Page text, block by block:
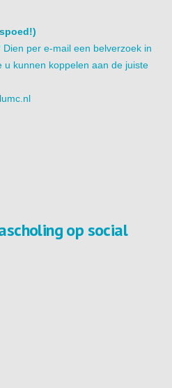
per e-mail een belverzoek in
u kunnen koppelen aan de juiste
op social